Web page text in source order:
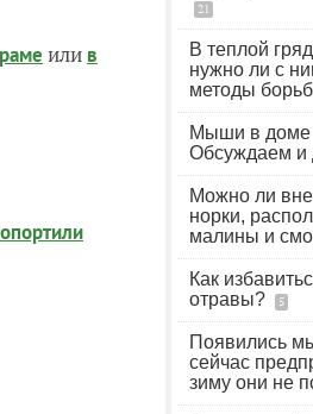
или в
21
В теплой
нужно ли с
методы
Мыши в доме
Обсуждаем и
Можно ли
норки,
малины и
Как
отравы?
5
Появились
сейчас
зиму они не